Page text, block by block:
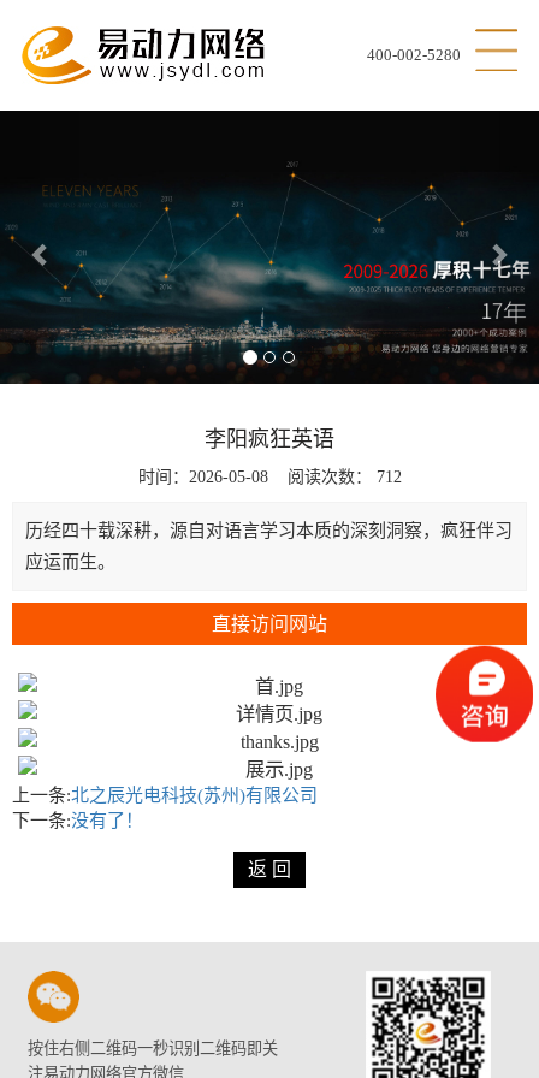
400-002-5280
Previous
李阳疯狂英语
时间：2026-05-08 阅读次数： 712
历经四十载深耕，源自对语言学习本质的深刻洞察，疯狂伴习
应运而生。
直接访问网站
上一条:北之辰光电科技(苏州)有限公司
下一条:没有了！
按住右侧二维码一秒识别二维码即关
注易动力网络官方微信